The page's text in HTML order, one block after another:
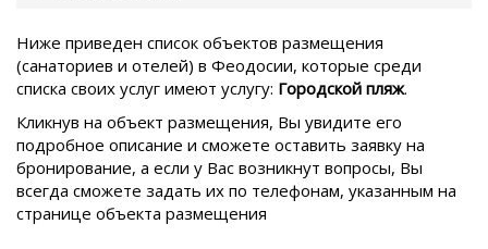
Ниже приведен список объектов размещения
(санаториев и отелей) в Феодосии, которые среди
списка своих услуг имеют услугу: Городской пляж.
Кликнув на объект размещения, Вы увидите его
подробное описание и сможете оставить заявку на
бронирование, а если у Вас возникнут вопросы, Вы
всегда сможете задать их по телефонам, указанным на
странице объекта размещения